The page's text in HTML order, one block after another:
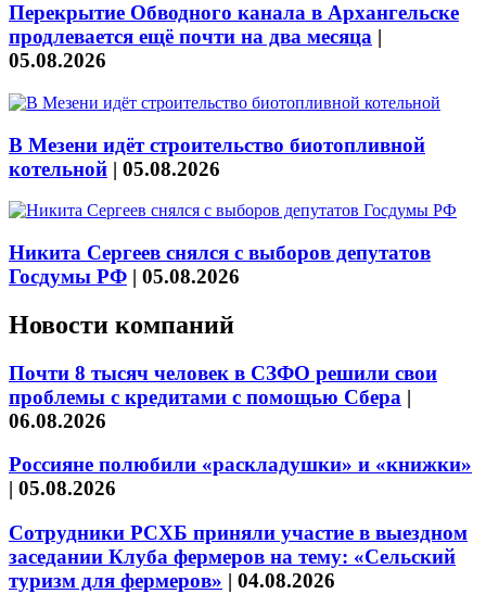
Перекрытие Обводного канала в Архангельске
продлевается ещё почти на два месяца |
05.08.2026
В Мезени идёт строительство биотопливной
котельной | 05.08.2026
Никита Сергеев снялся с выборов депутатов
Госдумы РФ | 05.08.2026
Новости компаний
Почти 8 тысяч человек в СЗФО решили свои
проблемы с кредитами с помощью Сбера |
06.08.2026
Россияне полюбили «раскладушки» и «книжки»
| 05.08.2026
Сотрудники РСХБ приняли участие в выездном
заседании Клуба фермеров на тему: «Сельский
туризм для фермеров» | 04.08.2026